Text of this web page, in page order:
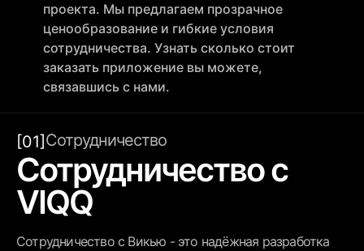
проекта. Мы предлагаем прозрачное
ценообразование и гибкие условия
сотрудничества. Узнать сколько стоит
заказать приложение вы можете,
связавшись с нами.
[01] Сотрудничество
Сотрудничество с
VIQQ
Сотрудничество с Викью - это надёжная разработка